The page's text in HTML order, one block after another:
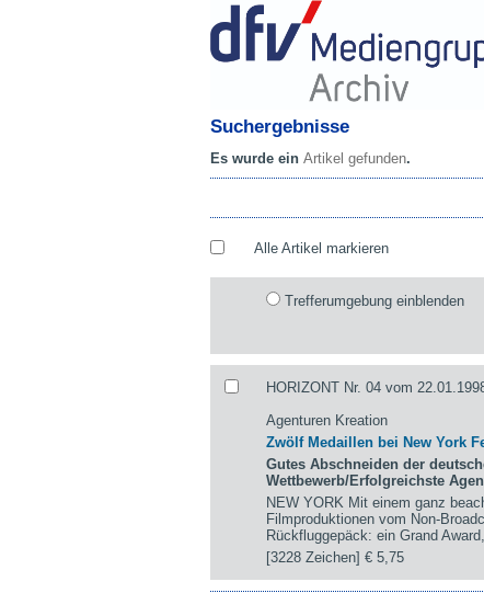
Suchergebnisse
Es wurde ein Artikel gefunden.
Alle Artikel markieren
Trefferumgebung einblenden
HORIZONT Nr. 04 vom
Agenturen Kreation
Zwölf Medaillen bei New York
Gutes Abschneiden der
Wettbewerb/Erfolgreichste
NEW YORK Mit einem ganz
Filmproduktionen vom Non-
Rückfluggepäck: ein Grand
[3228 Zeichen]€ 5,75